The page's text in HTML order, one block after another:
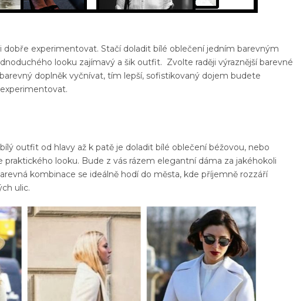
dobře experimentovat. Stačí doladit bílé oblečení jedním barevným
looku zajímavý a šik outfit. Zvolte raději výraznější barevné
doplněk vyčnívat, tím lepší, sofistikovaný dojem budete
outfit od hlavy až k patě je doladit bílé oblečení béžovou, nebo
praktického looku. Bude z vás rázem elegantní dáma za jakéhokoli
kombinace se ideálně hodí do města, kde příjemně rozzáří
ulic.